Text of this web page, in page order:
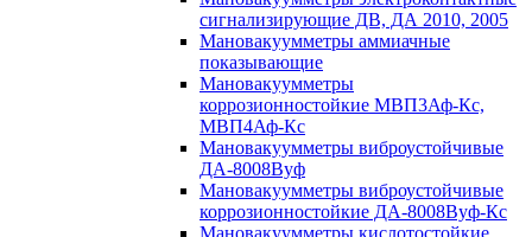
сигнализирующие ДВ, ДА 2010, 2005
Мановакуумметры аммиачные
показывающие
Мановакуумметры
коррозионностойкие МВП3Аф-Кс,
МВП4Аф-Кс
Мановакуумметры виброустойчивые
ДА-8008Вуф
Мановакуумметры виброустойчивые
коррозионностойкие ДА-8008Вуф-Кс
Мановакуумметры кислотостойкие